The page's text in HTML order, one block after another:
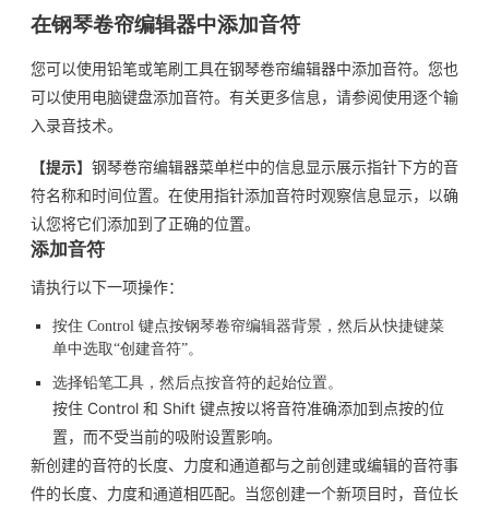
在钢琴卷帘编辑器中添加音符
您可以使用铅笔或笔刷工具在钢琴卷帘编辑器中添加音符。您也
可以使用电脑键盘添加音符。有关更多信息，请参阅使用逐个输
入录音技术。
【提示】 钢琴卷帘编辑器菜单栏中的信息显示展示指针下方的音
符名称和时间位置。在使用指针添加音符时观察信息显示，以确
认您将它们添加到了正确的位置。
添加音符
请执行以下一项操作：
按住 Control 键点按钢琴卷帘编辑器背景，然后从快捷键菜
单中选取“创建音符”。
选择铅笔工具，然后点按音符的起始位置。
按住 Control 和 Shift 键点按以将音符准确添加到点按的位
置，而不受当前的吸附设置影响。
新创建的音符的长度、力度和通道都与之前创建或编辑的音符事
件的长度、力度和通道相匹配。当您创建一个新项目时，音位长